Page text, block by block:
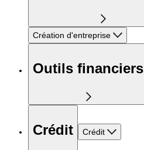
Création d'entreprise
Outils financiers
Crédit Crédit